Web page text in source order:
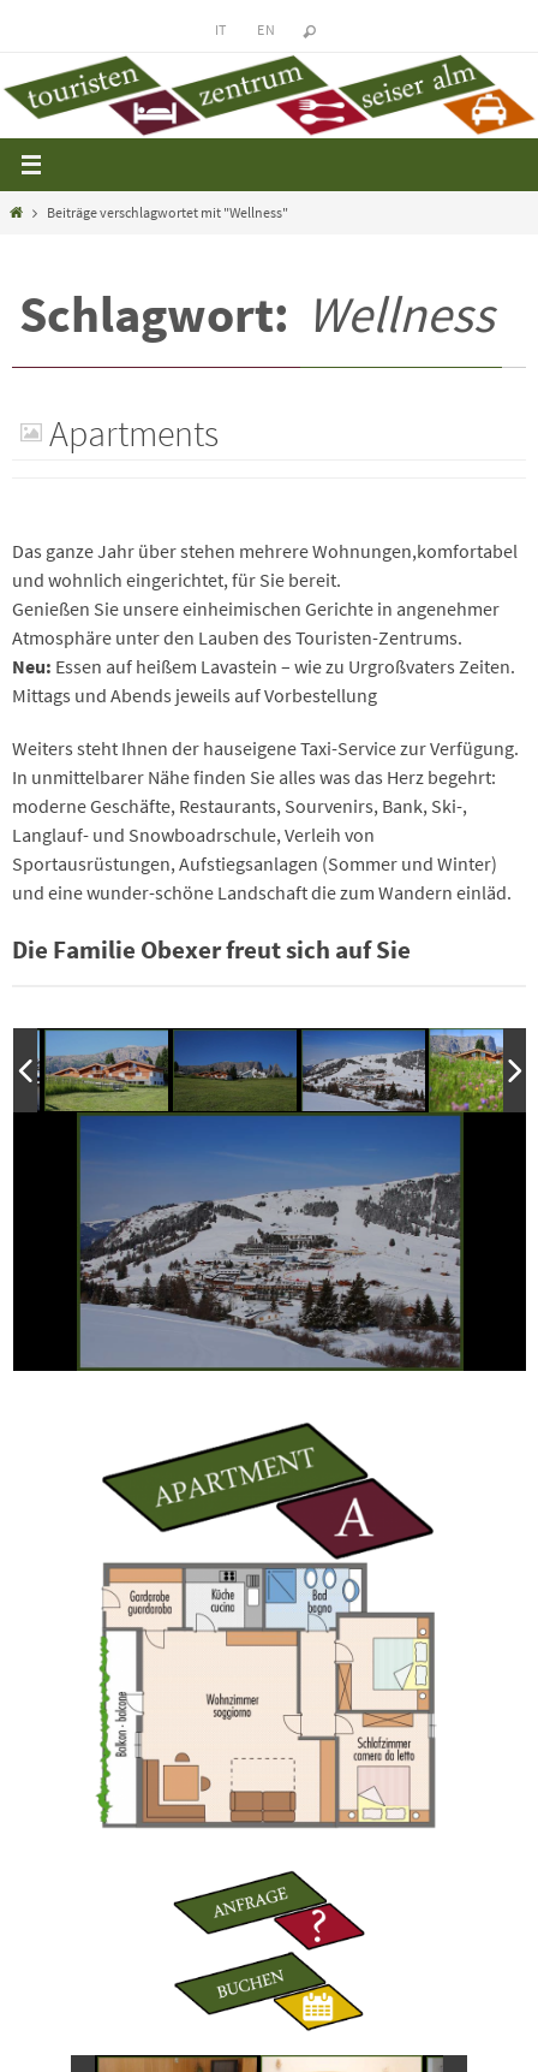
springen
IT EN
Startseite
Beiträge verschlagwortet mit "Wellness"
Schlagwort: Wellness
Apartments
Das ganze Jahr über stehen mehrere Wohnungen,komfortabel
und wohnlich eingerichtet, für Sie bereit.
Genießen Sie unsere einheimischen Gerichte in angenehmer
Atmosphäre unter den Lauben des Touristen-Zentrums.
Neu: Essen auf heißem Lavastein – wie zu Urgroßvaters Zeiten.
Mittags und Abends jeweils auf Vorbestellung
Weiters steht Ihnen der hauseigene Taxi-Service zur Verfügung.
In unmittelbarer Nähe finden Sie alles was das Herz begehrt:
moderne Geschäfte, Restaurants, Sourvenirs, Bank, Ski-,
Langlauf- und Snowboadrschule, Verleih von
Sportausrüstungen, Aufstiegsanlagen (Sommer und Winter)
und eine wunder-schöne Landschaft die zum Wandern einläd.
Die Familie Obexer freut sich auf Sie